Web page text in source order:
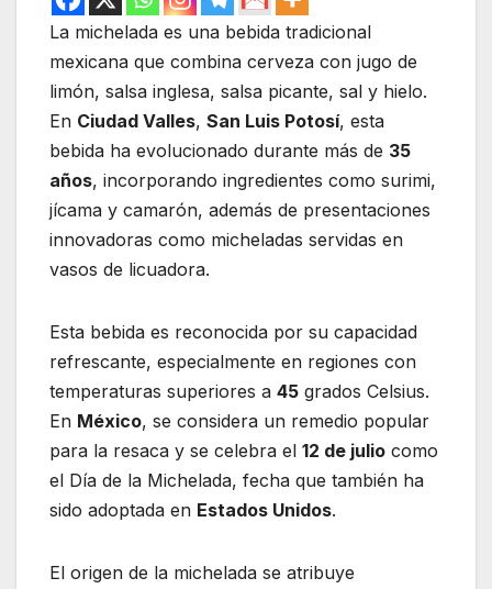
La michelada es una bebida tradicional
mexicana que combina cerveza con jugo de
limón, salsa inglesa, salsa picante, sal y hielo.
En Ciudad Valles, San Luis Potosí, esta
bebida ha evolucionado durante más de 35
años, incorporando ingredientes como surimi,
jícama y camarón, además de presentaciones
innovadoras como micheladas servidas en
vasos de licuadora.
Esta bebida es reconocida por su capacidad
refrescante, especialmente en regiones con
temperaturas superiores a 45 grados Celsius.
En México, se considera un remedio popular
para la resaca y se celebra el 12 de julio como
el Día de la Michelada, fecha que también ha
sido adoptada en Estados Unidos.
El origen de la michelada se atribuye